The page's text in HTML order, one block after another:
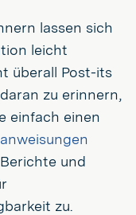
lassen sich
leicht
überall Post-its
zu erinnern,
einfach einen
und
zu.